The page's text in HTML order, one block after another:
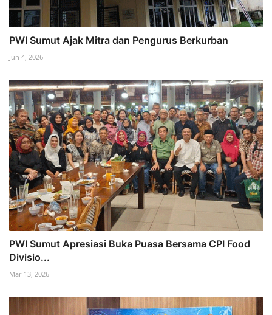
PWI Sumut Ajak Mitra dan Pengurus Berkurban
Jun 4, 2026
PWI Sumut Apresiasi Buka Puasa Bersama CPI Food
Divisio...
Mar 13, 2026